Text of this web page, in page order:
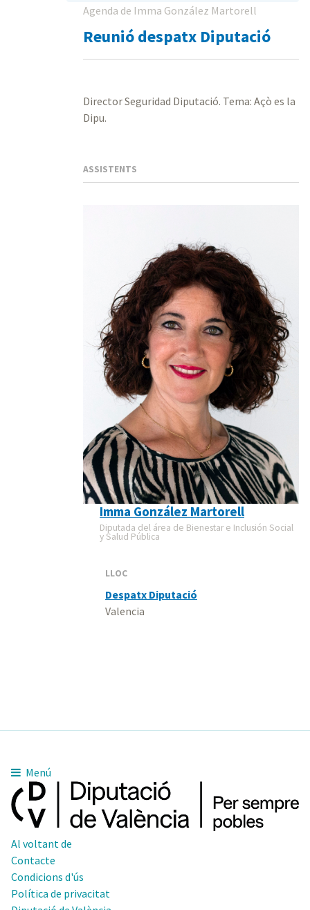
Agenda de Imma González Martorell
Reunió despatx Diputació
Director Seguridad Diputació. Tema: Açò es la
Dipu.
ASSISTENTS
Imma González Martorell
Diputada del área de Bienestar e Inclusión Social
y Salud Pública
LLOC
Despatx Diputació
Valencia
Menú
Al voltant de
Contacte
Condicions d'ús
Política de privacitat